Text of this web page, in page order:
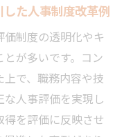
た人事制度改革例
制度の透明化やキ
が多いです。コン
で、職務内容や技
人事評価を実現し
を評価に反映させ